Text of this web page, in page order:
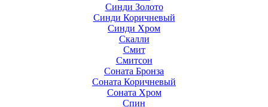
Синди Золото
Синди Коричневый
Синди Хром
Скалли
Смит
Смитсон
Соната Бронза
Соната Коричневый
Соната Хром
Спин